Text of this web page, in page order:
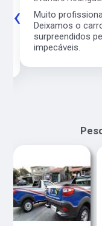
Muito
Deixamos o
surpreendidos
impecáveis.
‹
‹